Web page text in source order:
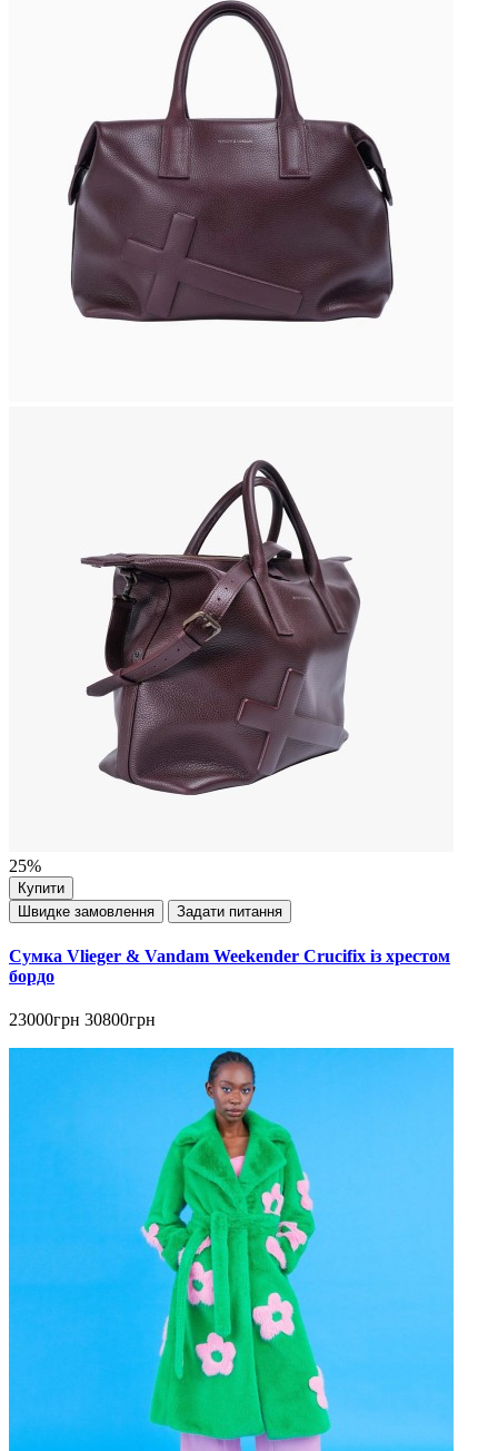
25%
Купити
Швидке замовлення
Задати питання
Сумка Vlieger & Vandam Weekender Crucifix із хрестом
бордо
23000грн 30800грн